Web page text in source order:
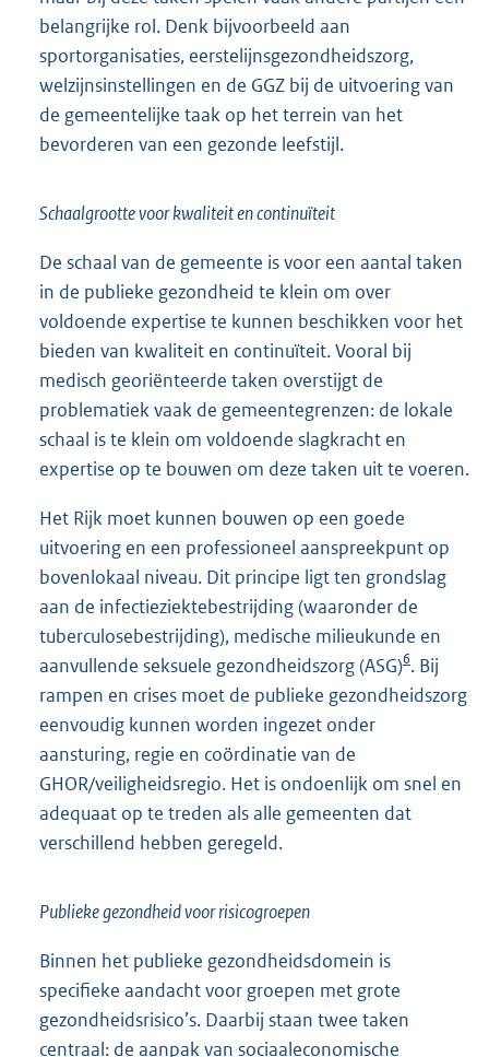
belangrijke rol. Denk bijvoorbeeld aan
sportorganisaties, eerstelijnsgezondheidszorg,
welzijnsinstellingen en de GGZ bij de uitvoering van
de gemeentelijke taak op het terrein van het
bevorderen van een gezonde leefstijl.
Schaalgrootte voor kwaliteit en continuïteit
De schaal van de gemeente is voor een aantal taken
in de publieke gezondheid te klein om over
voldoende expertise te kunnen beschikken voor het
bieden van kwaliteit en continuïteit. Vooral bij
medisch georiënteerde taken overstijgt de
problematiek vaak de gemeentegrenzen: de lokale
schaal is te klein om voldoende slagkracht en
expertise op te bouwen om deze taken uit te voeren.
Het Rijk moet kunnen bouwen op een goede
uitvoering en een professioneel aanspreekpunt op
bovenlokaal niveau. Dit principe ligt ten grondslag
aan de infectieziektebestrijding (waaronder de
tuberculosebestrijding), medische milieukunde en
aanvullende seksuele gezondheidszorg (ASG)6. Bij
rampen en crises moet de publieke gezondheidszorg
eenvoudig kunnen worden ingezet onder
aansturing, regie en coördinatie van de
GHOR/veiligheidsregio. Het is ondoenlijk om snel en
adequaat op te treden als alle gemeenten dat
verschillend hebben geregeld.
Publieke gezondheid voor risicogroepen
Binnen het publieke gezondheidsdomein is
specifieke aandacht voor groepen met grote
gezondheidsrisico’s. Daarbij staan twee taken
centraal: de aanpak van sociaaleconomische